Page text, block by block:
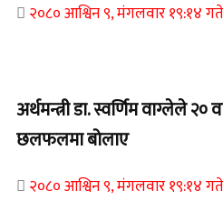
२०८० आश्विन ९, मंगलवार १९:१४ गते
अर्थमन्त्री डा. स्वर्णिम वाग्लेले
छलफलमा बोलाए
२०८० आश्विन ९, मंगलवार १९:१४ गते